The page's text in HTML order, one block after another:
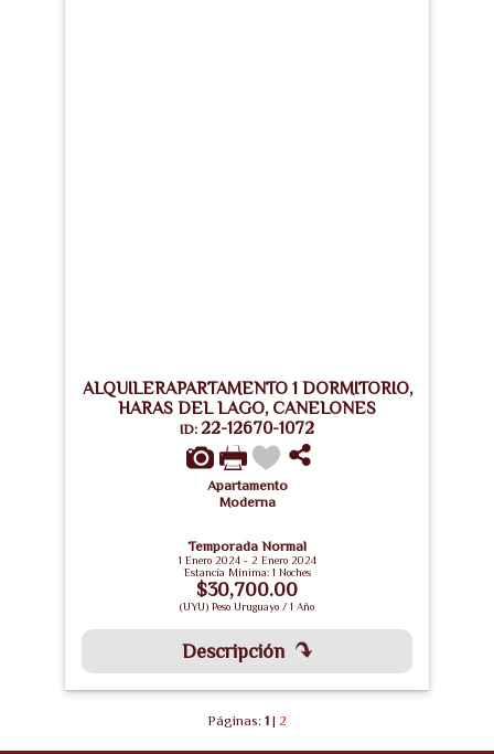
ALQUILERAPARTAMENTO 1 DORMITORIO,
HARAS DEL LAGO, CANELONES
ID: 22-12670-1072
Apartamento
Moderna
Temporada Normal
1 Enero 2024 - 2 Enero 2024
Estancia Mínima: 1 Noches
$30,700.00
(UYU) Peso Uruguayo / 1 Año
Descripción
Páginas: 1 | 2